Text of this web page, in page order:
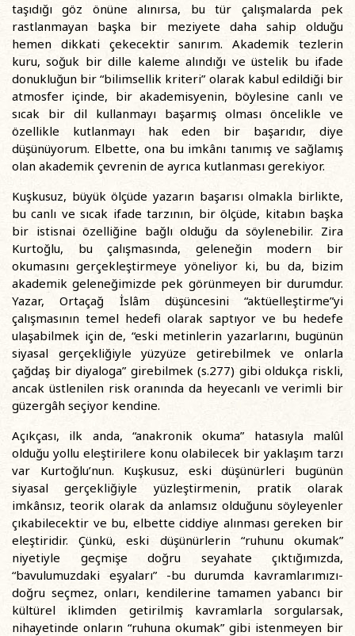
taşıdığı göz önüne alınırsa, bu tür çalışmalarda pek
rastlanmayan başka bir meziyete daha sahip olduğu
hemen dikkati çekecektir sanırım. Akademik tezlerin
kuru, soğuk bir dille kaleme alındığı ve üstelik bu ifade
donukluğun bir “bilimsellik kriteri” olarak kabul edildiği bir
atmosfer içinde, bir akademisyenin, böylesine canlı ve
sıcak bir dil kullanmayı başarmış olması öncelikle ve
özellikle kutlanmayı hak eden bir başarıdır, diye
düşünüyorum. Elbette, ona bu imkânı tanımış ve sağlamış
olan akademik çevrenin de ayrıca kutlanması gerekiyor.
Kuşkusuz, büyük ölçüde yazarın başarısı olmakla birlikte,
bu canlı ve sıcak ifade tarzının, bir ölçüde, kitabın başka
bir istisnai özelliğine bağlı olduğu da söylenebilir. Zira
Kurtoğlu, bu çalışmasında, geleneğin modern bir
okumasını gerçekleştirmeye yöneliyor ki, bu da, bizim
akademik geleneğimizde pek görünmeyen bir durumdur.
Yazar, Ortaçağ İslâm düşüncesini “aktüelleştirme”yi
çalışmasının temel hedefi olarak saptıyor ve bu hedefe
ulaşabilmek için de, “eski metinlerin yazarlarını, bugünün
siyasal gerçekliğiyle yüzyüze getirebilmek ve onlarla
çağdaş bir diyaloga” girebilmek (s.277) gibi oldukça riskli,
ancak üstlenilen risk oranında da heyecanlı ve verimli bir
güzergâh seçiyor kendine.
Açıkçası, ilk anda, “anakronik okuma” hatasıyla malûl
olduğu yollu eleştirilere konu olabilecek bir yaklaşım tarzı
var Kurtoğlu’nun. Kuşkusuz, eski düşünürleri bugünün
siyasal gerçekliğiyle yüzleştirmenin, pratik olarak
imkânsız, teorik olarak da anlamsız olduğunu söyleyenler
çıkabilecektir ve bu, elbette ciddiye alınması gereken bir
eleştiridir. Çünkü, eski düşünürlerin “ruhunu okumak”
niyetiyle geçmişe doğru seyahate çıktığımızda,
“bavulumuzdaki eşyaları” -bu durumda kavramlarımızı-
doğru seçmez, onları, kendilerine tamamen yabancı bir
kültürel iklimden getirilmiş kavramlarla sorgularsak,
nihayetinde onların “ruhuna okumak” gibi istenmeyen bir